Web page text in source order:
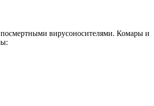
посмертными вирусоносителями. Комары и